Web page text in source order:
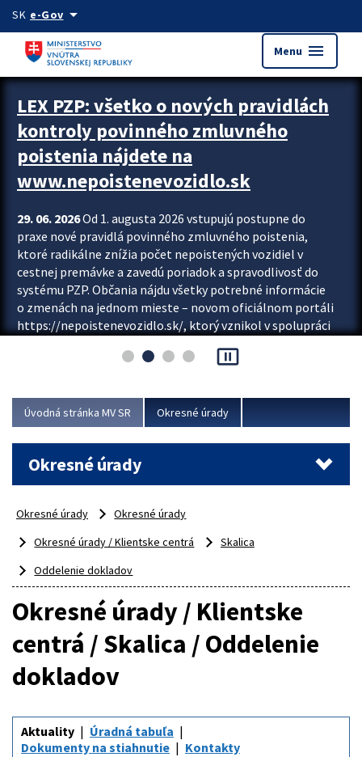
Preskocit na hlavný obsah
SK e-Govarrow_drop_down
Menu menu
Zastavit automatický posun upútavok
LEX PZP: všetko o nových pravidlách
kontroly povinného zmluvného
poistenia nájdete na
www.nepoistenevozidlo.sk
29. 06. 2026Od 1. augusta 2026 vstupujú postupne do
praxe nové pravidlá povinného zmluvného poistenia,
ktoré radikálne znížia počet nepoistených vozidiel v
cestnej premávke a zavedú poriadok a spravodlivosť do
systému PZP. Občania nájdu všetky potrebné informácie
o zmenách na jednom mieste – novom oficiálnom portáli
https://nepoistenevozidlo.sk/, ktorý vznikol v spolupráci
asociácie poisťovní (SLASPO) a Ministerstva vnútra SR.
Viac
pause_presentation
Úvodná stránka MV SR Okresné úrady
Okresné úrady
Okresné úrady
Okresné úrady
Okresné úrady / Klientske centrá
Skalica
Oddelenie dokladov
Okresné úrady / Klientske
centrá / Skalica / Oddelenie
dokladov
Aktuality
Úradná tabuľa
Dokumenty na stiahnutie
Kontakty